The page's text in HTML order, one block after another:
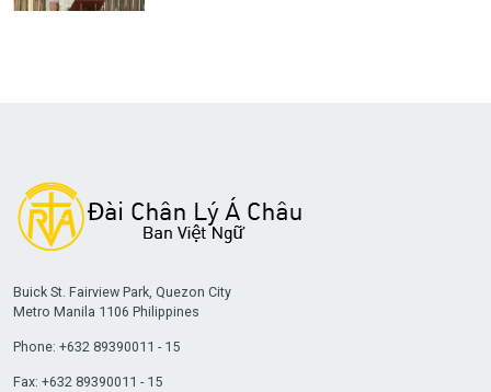
Buick St. Fairview Park, Quezon City
Metro Manila 1106 Philippines
Phone: +632 89390011 - 15
Fax: +632 89390011 - 15